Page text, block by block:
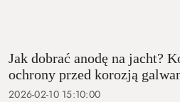
Jak dobrać anodę na jacht?
ochrony przed korozją
2026-02-10 15:10:00